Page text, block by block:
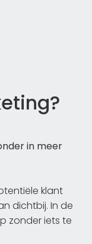
in meer
klant
dichtbij. In de
zonder iets te